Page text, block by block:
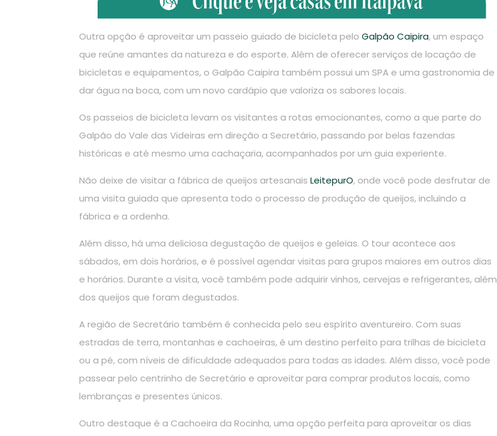
Outra opção é aproveitar um passeio guiado de bicicleta pelo Galpão Caipira, um espaço
que reúne amantes da natureza e do esporte. Além de oferecer serviços de locação de
bicicletas e equipamentos, o Galpão Caipira também possui um SPA e uma gastronomia de
dar água na boca, com um novo cardápio que valoriza os sabores locais.
Os passeios de bicicleta levam os visitantes a rotas emocionantes, como a que parte do
Galpão do Vale das Videiras em direção a Secretário, passando por belas fazendas
históricas e até mesmo uma cachaçaria, acompanhados por um guia experiente.
Não deixe de visitar a fábrica de queijos artesanais LeitepurO, onde você pode desfrutar de
uma visita guiada que apresenta todo o processo de produção de queijos, incluindo a
fábrica e a ordenha.
Além disso, há uma deliciosa degustação de queijos e geleias. O tour acontece aos
sábados, em dois horários, e é possível agendar visitas para grupos maiores em outros dias
e horários. Durante a visita, você também pode adquirir vinhos, cervejas e refrigerantes, além
dos queijos que foram degustados.
A região de Secretário também é conhecida pelo seu espírito aventureiro. Com suas
estradas de terra, montanhas e cachoeiras, é um destino perfeito para trilhas de bicicleta
ou a pé, com níveis de dificuldade adequados para todas as idades. Além disso, você pode
passear pelo centrinho de Secretário e aproveitar para comprar produtos locais, como
lembranças e presentes únicos.
Outro destaque é a Cachoeira da Rocinha, uma opção perfeita para aproveitar os dias